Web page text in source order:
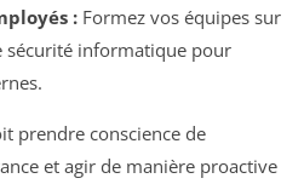
:Formez vos équipes sur
sécurité informatique pour
prendre conscience de
et agir de manière proactive